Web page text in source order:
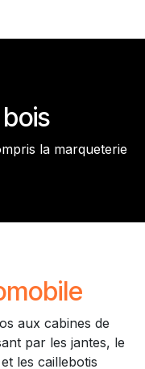
la marqueterie
aux cabines de
par les jantes, le
les caillebotis